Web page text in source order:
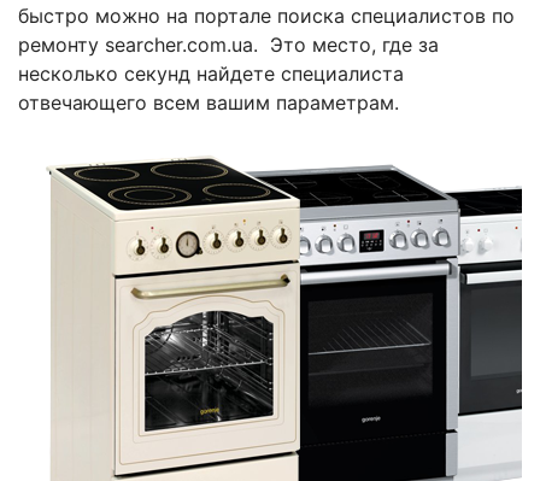
быстро можно на портале поиска специалистов по
ремонту searcher.com.ua. Это место, где за
несколько секунд найдете специалиста
отвечающего всем вашим параметрам.